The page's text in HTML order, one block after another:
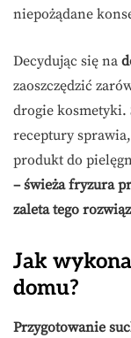
niepożądane
Decydując się na
zaoszczędzić
drogie kosmetyki.
receptury
produkt do
– świeża fryzura
zaleta tego
Jak
domu?
Przygotowanie